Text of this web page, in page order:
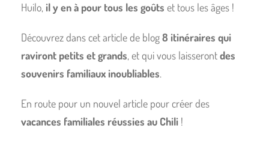
Huilo, il y en à pour tous les goûts et tous les âges !
Découvrez dans cet article de blog8 itinéraires qui
raviront petits et grands, et qui vous laisserontdes
souvenirs familiaux inoubliables.
En route pour un nouvel article pour créer des
vacances familiales réussies au Chili !